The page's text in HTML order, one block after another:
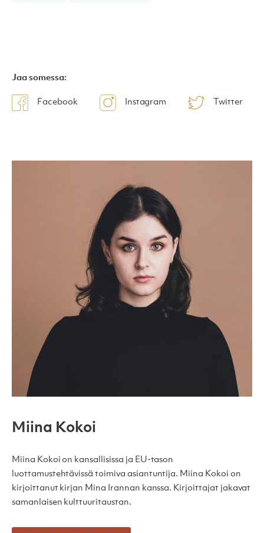
Jaa somessa:
Facebook Instagram Twitter
Miina Kokoi
Miina Kokoi on kansallisissa ja EU-tason
luottamustehtävissä toimiva asiantuntija. Miina Kokoi on
kirjoittanut kirjan Mina Irannan kanssa. Kirjoittajat jakavat
samanlaisen kulttuuritaustan.